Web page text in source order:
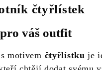
čtyřlístek
váš outfit
motivem čtyřlístku je